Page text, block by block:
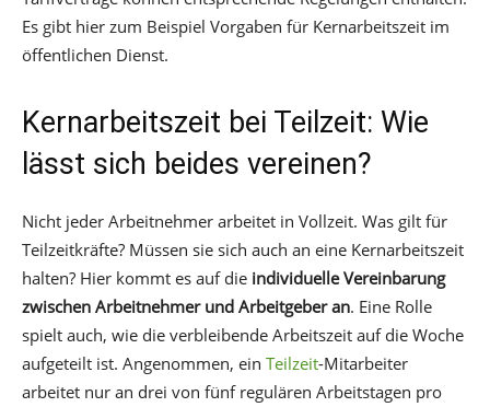
Es gibt hier zum Beispiel Vorgaben für Kernarbeitszeit im
öffentlichen Dienst.
Kernarbeitszeit bei Teilzeit: Wie
lässt sich beides vereinen?
Nicht jeder Arbeitnehmer arbeitet in Vollzeit. Was gilt für
Teilzeitkräfte? Müssen sie sich auch an eine Kernarbeitszeit
halten? Hier kommt es auf die individuelle Vereinbarung
zwischen Arbeitnehmer und Arbeitgeber an. Eine Rolle
spielt auch, wie die verbleibende Arbeitszeit auf die Woche
aufgeteilt ist. Angenommen, ein Teilzeit-Mitarbeiter
arbeitet nur an drei von fünf regulären Arbeitstagen pro